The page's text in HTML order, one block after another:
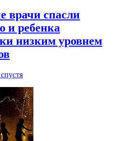
врачи спасли
и ребенка
низким уровнем